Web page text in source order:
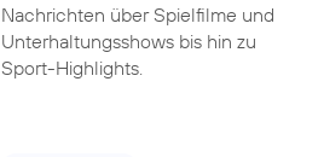
Nachrichten über Spielfilme und
Unterhaltungsshows bis hin zu
Sport-Highlights.